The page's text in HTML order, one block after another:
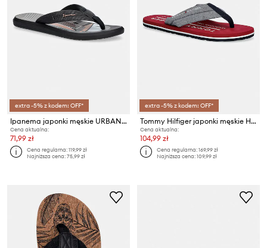
extra -5% z kodem: OFF*
Ipanema japonki męskie URBAN GRAPHI
Cena aktualna:
71,99 zł
Cena regularna:119,99 zł
Najniższa cena:75,99 zł
extra -5% z kodem: OFF*
Tommy Hilfiger japonki męskie HILFIGER CHAMBRAY BEACH SANDAL
Cena aktualna:
104,99 zł
Cena regularna:169,99 zł
Najniższa cena:109,99 zł